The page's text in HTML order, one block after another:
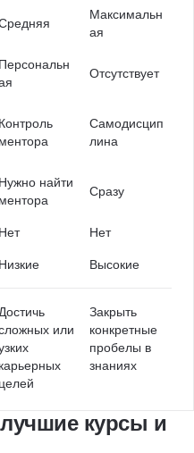
Максимальн
ая
Персональн
Отсутствует
Контроль
ментора
Самодисцип
лина
Нужно найти
ментора
Сразу
Нет Нет
Низкие Высокие
Достичь
или
карьерных
целей
Закрыть
конкретные
пробелы в
знаниях
курсы и